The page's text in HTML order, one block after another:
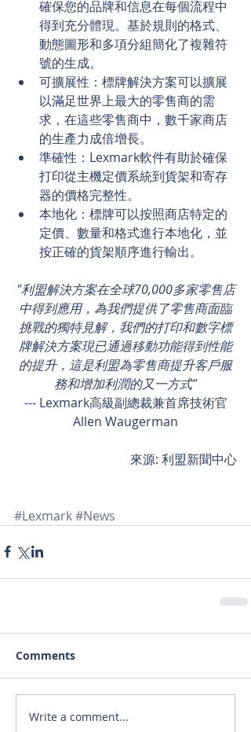
確保您的品牌和信息在每個流程中
得到充分體現。基於規則的格式、
動態圖形和多項分組簡化了複雜符
號的生成。
可擴展性：標牌解決方案可以擴展
以滿足世界上最大的零售商的需
求，在這些零售商中，數千家商店
的生產力成倍增長。
準確性：Lexmark軟件有助於確保
打印從主機定價系統到貨架和寄存
器的價格完整性。
本地化：標牌可以按照商店特定的
定價、數量和格式進行本地化，並
按正確的貨架順序進行輸出。
"利盟解決方案在全球70,000多家零售店
中得到應用，為我們提供了零售商面臨
挑戰的獨特見解，我們的打印和數字標
牌解決方案現已通過移動功能得到性能
的提升，這是利盟為零售商提升客戶服
務和增加利潤的又一方式"
--- Lexmark高級副總裁兼首席技術官
Allen Waugerman
來源: 利盟新聞中心
#Lexmark#News
Comments
Write a comment...